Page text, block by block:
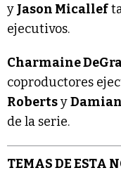
y Jason Micallef
ejecutivos.
Charmaine
coproductores
Robertsy
de la serie.
TEMAS DE ESTA